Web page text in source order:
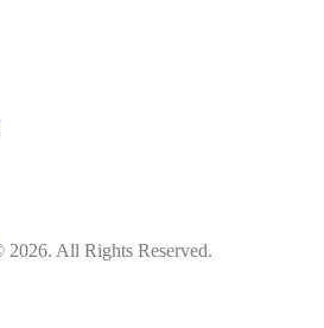
2026. All Rights Reserved.